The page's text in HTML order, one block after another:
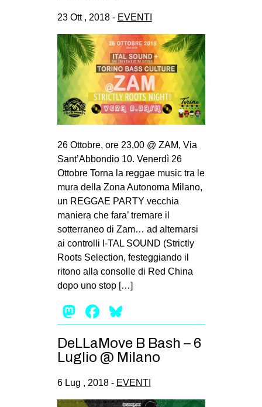
23 Ott , 2018 - EVENTI
26 Ottobre, ore 23,00 @ ZAM, Via
Sant’Abbondio 10. Venerdì 26
Ottobre Torna la reggae music tra le
mura della Zona Autonoma Milano,
un REGGAE PARTY vecchia
maniera che fara’ tremare il
sotterraneo di Zam… ad alternarsi
ai controlli I-TAL SOUND (Strictly
Roots Selection, festeggiando il
ritono alla consolle di Red China
dopo uno stop […]
Mastodon
Facebook
DeLLaMove B Bash – 6
Luglio @ Milano
6 Lug , 2018 - EVENTI